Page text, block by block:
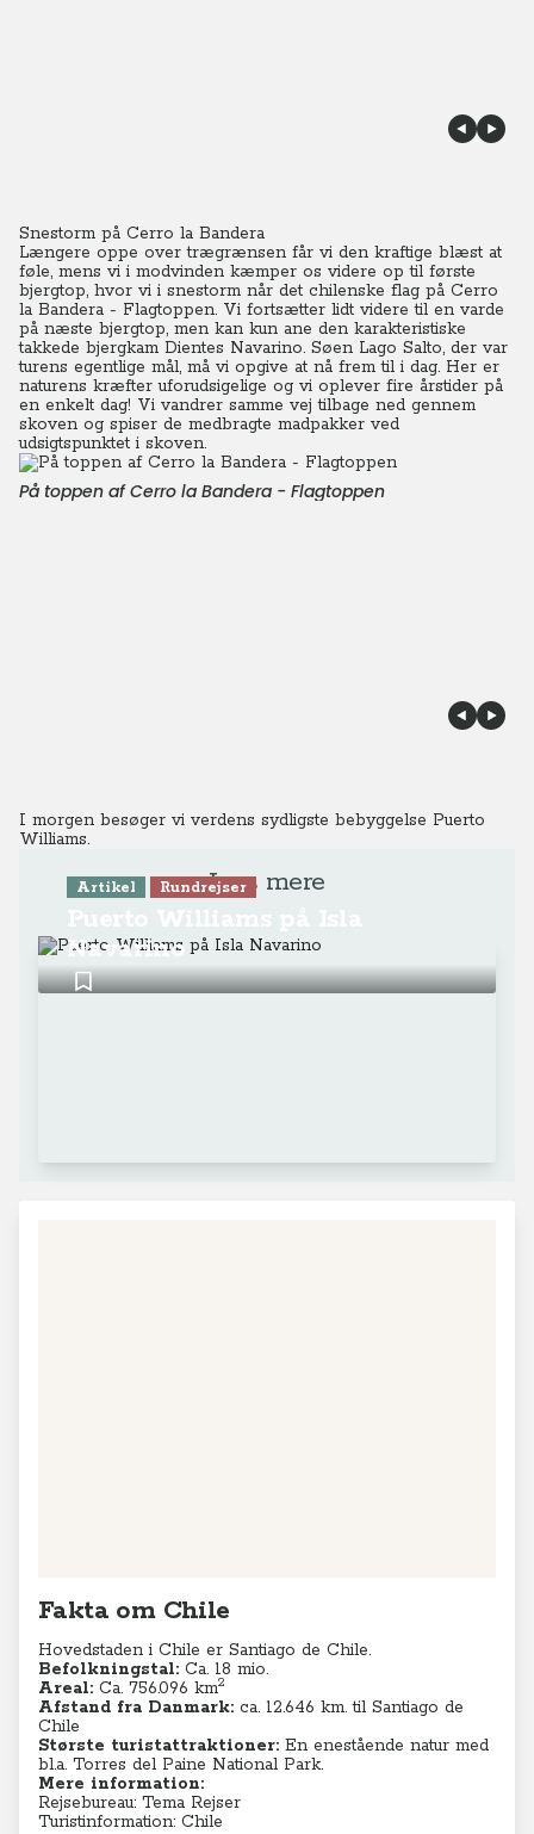
Snestorm på Cerro la Bandera
Længere oppe over trægrænsen får vi den kraftige blæst at
føle, mens vi i modvinden kæmper os videre op til første
bjergtop, hvor vi i snestorm når det chilenske flag på Cerro
la Bandera - Flagtoppen. Vi fortsætter lidt videre til en varde
på næste bjergtop, men kan kun ane den karakteristiske
takkede bjergkam Dientes Navarino. Søen Lago Salto, der var
turens egentlige mål, må vi opgive at nå frem til i dag. Her er
naturens kræfter uforudsigelige og vi oplever fire årstider på
en enkelt dag! Vi vandrer samme vej tilbage ned gennem
skoven og spiser de medbragte madpakker ved
udsigtspunktet i skoven.
På toppen af Cerro la Bandera - Flagtoppen
I morgen besøger vi verdens sydligste bebyggelse Puerto
Williams.
Læs mere
Artikel Rundrejser
Navarino
Fakta om Chile
Hovedstaden i Chile er Santiago de Chile.
Befolkningstal: Ca. 18 mio.
Areal: Ca. 756.096 km2
Afstand fra Danmark: ca. 12.646 km. til Santiago de
Chile
Største turistattraktioner: En enestående natur med
bl.a. Torres del Paine National Park.
Mere information:
Rejsebureau: Tema Rejser
Turistinformation: Chile